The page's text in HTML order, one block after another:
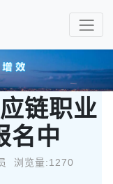
链职业
名中
浏览量:1270